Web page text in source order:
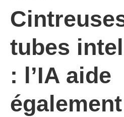
tubes
: l’IA aide